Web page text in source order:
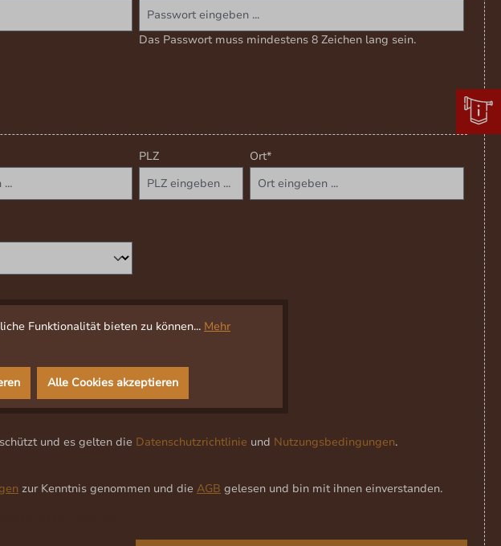
Das Passwort muss mindestens 8 Zeichen lang sein.
PLZ Ort*
ab.
und es gelten die Datenschutzrichtlinie und Nutzungsbedingungen.
zur Kenntnis genommen und die AGB gelesen und bin mit ihnen einverstanden.
Funktionalität bieten zu können... Mehr
Alle Cookies akzeptieren